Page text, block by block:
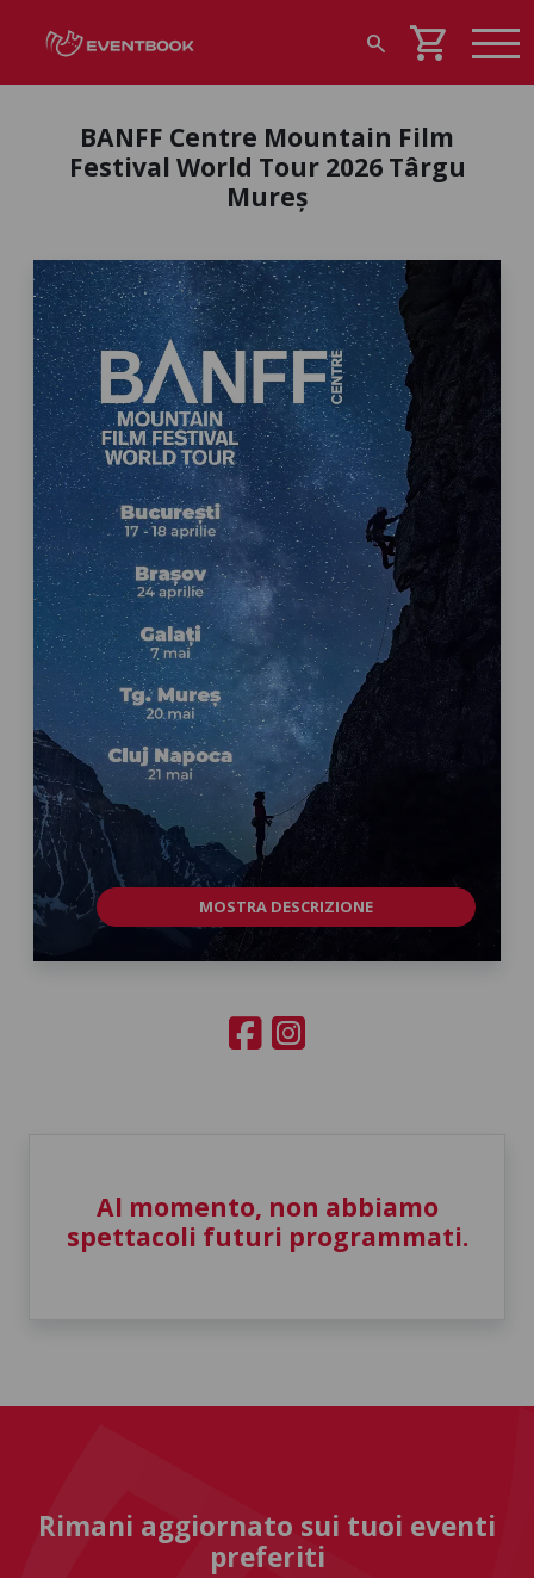
search shopping_cart
BANFF Centre Mountain Film
Festival World Tour 2026 Târgu
Mureș
MOSTRA DESCRIZIONE
Al momento, non abbiamo
spettacoli futuri programmati.
Rimani aggiornato sui tuoi eventi
preferiti